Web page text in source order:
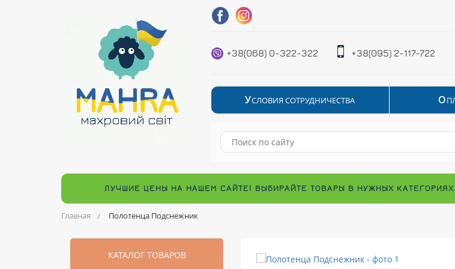
+38(068) 0-322-322 +38(095) 2-117-722
УСЛОВИЯ СОТРУДНИЧЕСТВА О
ЛУЧШИЕ ЦЕНЫ НА НАШЕМ САЙТЕ! ВЫБИРАЙТЕ ТОВАРЫ В НУЖНЫХ
Главная Полотенца Подснежник
КАТАЛОГ ТОВАРОВ